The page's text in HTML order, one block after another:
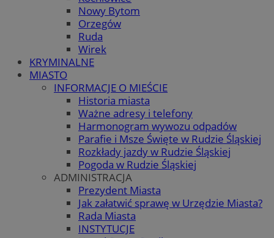
Nowy Bytom
Orzegów
Ruda
Wirek
KRYMINALNE
MIASTO
INFORMACJE O MIEŚCIE
Historia miasta
Ważne adresy i telefony
Harmonogram wywozu odpadów
Parafie i Msze Święte w Rudzie Śląskiej
Rozkłady jazdy w Rudzie Śląskiej
Pogoda w Rudzie Śląskiej
ADMINISTRACJA
Prezydent Miasta
Jak załatwić sprawę w Urzędzie Miasta?
Rada Miasta
INSTYTUCJE